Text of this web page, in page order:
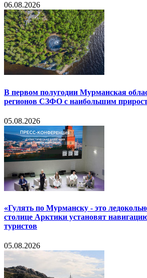
06.08.2026
В первом полугодии Мурманская
регионов СЗФО с наибольшим
05.08.2026
«Гулять по Мурманску - это
столице Арктики установят
туристов
05.08.2026